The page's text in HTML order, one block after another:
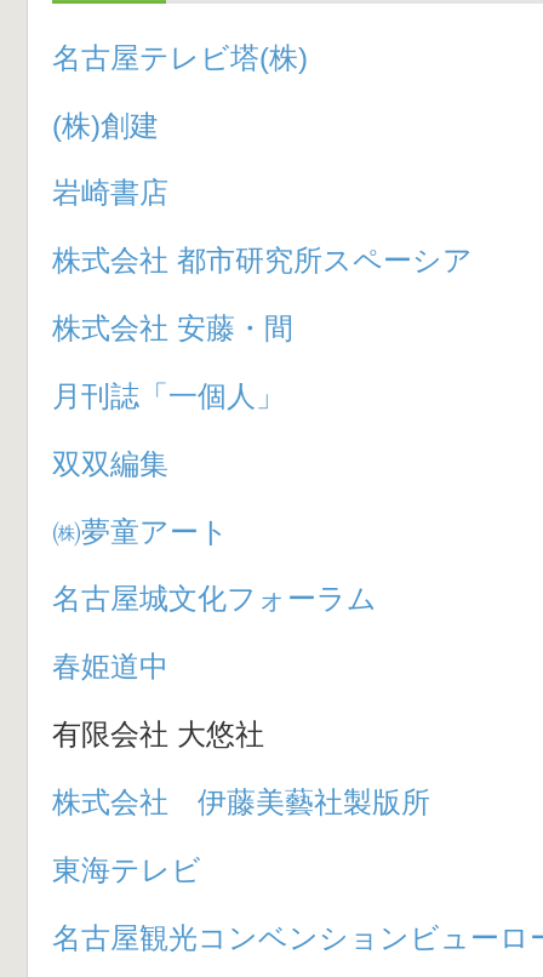
名古屋テレビ塔(株)
(株)創建
岩崎書店
株式会社 都市研究所スペーシア
株式会社 安藤・間
月刊誌「一個人」
双双編集
㈱夢童アート
名古屋城文化フォーラム
春姫道中
有限会社 大悠社
株式会社 伊藤美藝社製版所
東海テレビ
名古屋観光コンベンションビューロ